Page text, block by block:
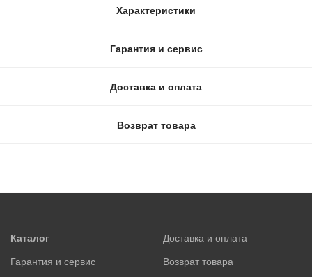
Характеристики
Гарантия и сервис
Доставка и оплата
Возврат товара
Каталог
Доставка и оплата
Гарантия и сервис
Возврат товара